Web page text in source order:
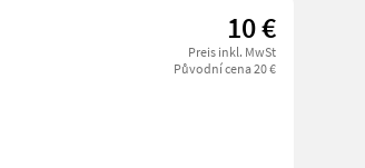
10 €
Preis inkl. MwSt
Původní cena 20 €